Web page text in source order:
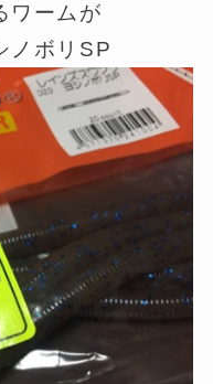
ワームが
ノボリSP